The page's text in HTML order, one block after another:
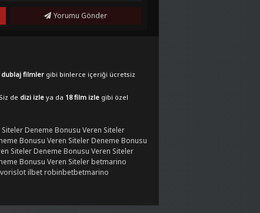
Yorumu Gönder
filmler gibi binlerce içeriği ücretsiz
de dizi izle ya da 18 film izle gibi özel
SitelerDeneme Bonusu Veren Siteler
Bonusu Veren SitelerDeneme Bonusu
SitelerDeneme Bonusu Veren Siteler
Bonusu Veren Sitelerbetmarino
ilbetrobinbetbetmarino